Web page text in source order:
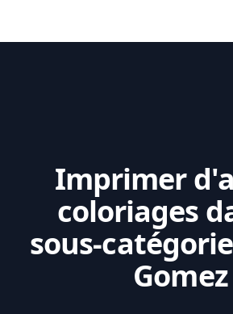
Imprimer
coloriages
sous-
Gomez